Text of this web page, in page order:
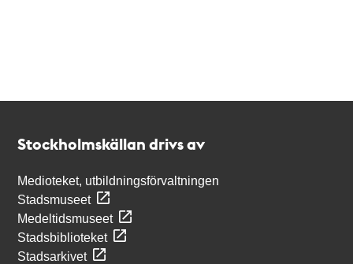
Stockholmskällan drivs av
Medioteket, utbildningsförvaltningen
Stadsmuseet
Medeltidsmuseet
Stadsbiblioteket
Stadsarkivet